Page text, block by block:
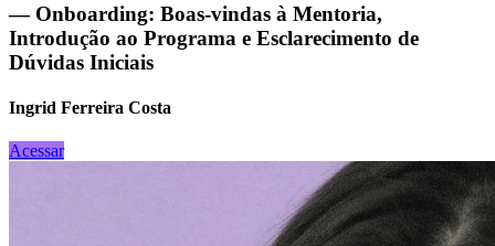
— Onboarding: Boas-vindas à Mentoria,
Introdução ao Programa e Esclarecimento de
Dúvidas Iniciais
Ingrid Ferreira Costa
Acessar